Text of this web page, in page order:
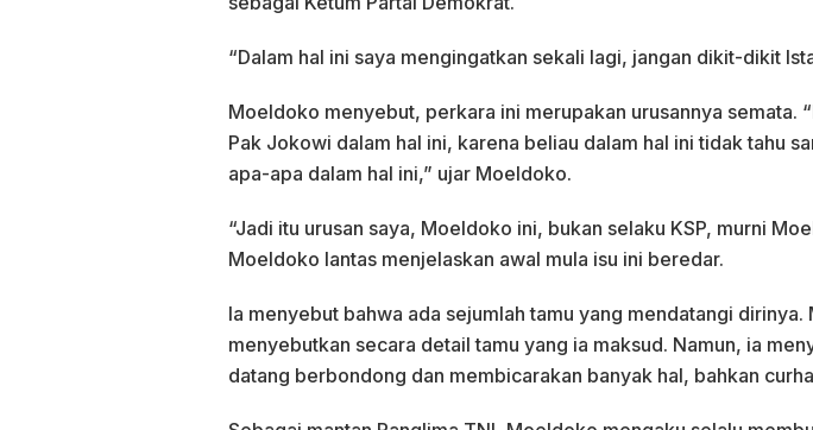
“Dalam hal ini saya mengingatkan sekali lagi, jangan dikit-dikit
Moeldoko menyebut, perkara ini merupakan urusannya semata.
Pak Jokowi dalam hal ini, karena beliau dalam hal ini tidak tahu
apa-apa dalam hal ini,” ujar Moeldoko.
“Jadi itu urusan saya, Moeldoko ini, bukan selaku KSP, murni
Moeldoko lantas menjelaskan awal mula isu ini beredar.
Ia menyebut bahwa ada sejumlah tamu yang mendatangi
menyebutkan secara detail tamu yang ia maksud. Namun, ia
datang berbondong dan membicarakan banyak hal, bahkan